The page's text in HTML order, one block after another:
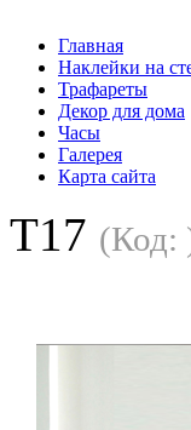
Главная
Наклейки на
Трафареты
Декор для дома
Часы
Галерея
Карта сайта
T17 (Код: